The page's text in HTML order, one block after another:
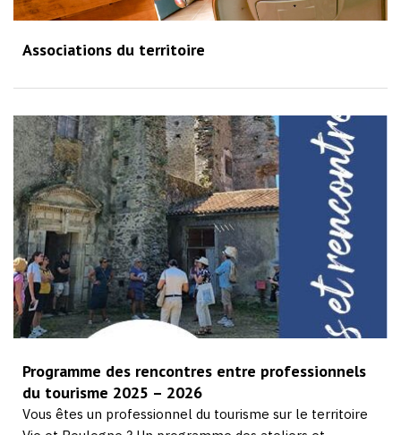
Associations du territoire
Programme des rencontres entre professionnels
du tourisme 2025 – 2026
Vous êtes un professionnel du tourisme sur le territoire